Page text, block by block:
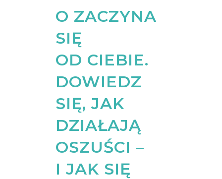
O ZACZYNA
SIĘ
OD CIEBIE.
DOWIEDZ
SIĘ, JAK
DZIAŁAJĄ
OSZUŚCI –
I JAK SIĘ